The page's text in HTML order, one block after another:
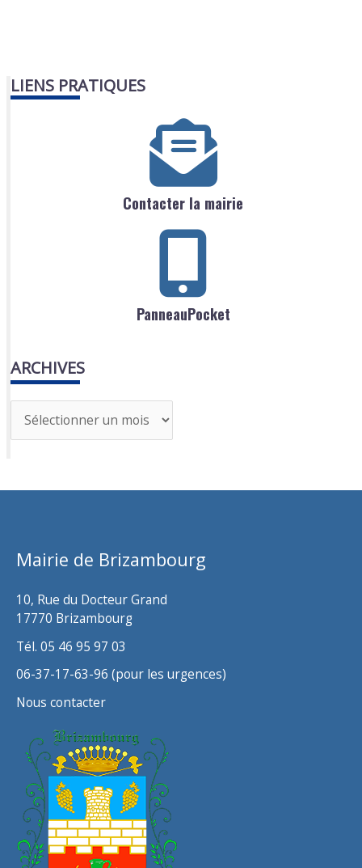
LIENS PRATIQUES
Contacter la mairie
PanneauPocket
ARCHIVES
r
h
Mairie de Brizambourg
10, Rue du Docteur Grand
17770 Brizambourg
Tél. 05 46 95 97 03
06-37-17-63-96 (pour les urgences)
Nous contacter